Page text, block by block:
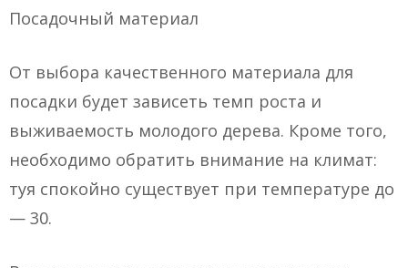
Посадочный материал
От выбора качественного материала для
посадки будет зависеть темп роста и
выживаемость молодого дерева. Кроме того,
необходимо обратить внимание на климат:
туя спокойно существует при температуре до
— 30.